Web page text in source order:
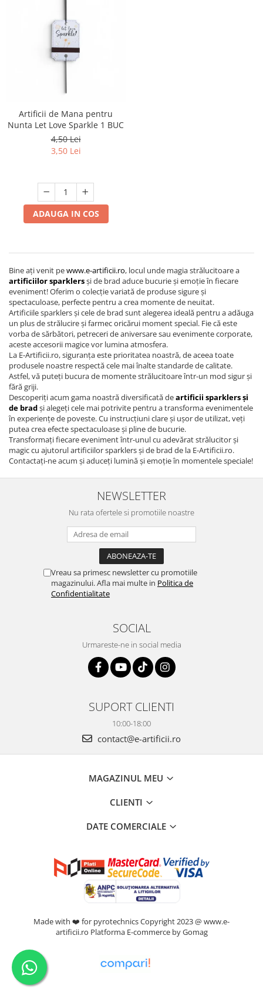
Artificii de Mana pentru
Nunta Let Love Sparkle 1 BUC
4,50 Lei
3,50 Lei
ADAUGA IN COS
Bine ați venit pewww.e-artificii.ro, locul unde magia strălucitoare a
artificiilor sparklersși de brad aduce bucurie și emoție în fiecare
eveniment! Oferim o colecție variată de produse sigure și
spectaculoase, perfecte pentru a crea momente de neuitat.
Artificiile sparklers și cele de brad sunt alegerea ideală pentru a adăuga
un plus de strălucire și farmec oricărui moment special. Fie că este
vorba de sărbători, petreceri de aniversare sau evenimente corporate,
aceste accesorii magice vor lumina atmosfera.
La E-Artificii.ro, siguranța este prioritatea noastră, de aceea toate
produsele noastre respectă cele mai înalte standarde de calitate.
Astfel, vă puteți bucura de momente strălucitoare într-un mod sigur și
fără griji.
Descoperiți acum gama noastră diversificată deartificii sparklers și
de bradși alegeți cele mai potrivite pentru a transforma evenimentele
în experiențe de poveste. Cu instrucțiuni clare și ușor de utilizat, veți
putea crea efecte spectaculoase și pline de bucurie.
Transformați fiecare eveniment într-unul cu adevărat strălucitor și
magic cu ajutorul artificiilor sparklers și de brad de la E-Artificii.ro.
Contactați-ne acum și aduceți lumină și emoție în momentele speciale!
NEWSLETTER
Nu rata ofertele si promotiile noastre
Vreau sa primesc newsletter cu promotiile
magazinului. Afla mai multe in Politica de
Confidentialitate
SOCIAL
Urmareste-ne in social media
SUPORT CLIENTI
10:00-18:00
contact@e-artificii.ro
MAGAZINUL MEU
CLIENTI
DATE COMERCIALE
Made with ❤️ for pyrotechnics Copyright 2023 @ www.e-
artificii.ro Platforma E-commerce by Gomag